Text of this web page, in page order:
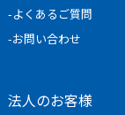
-よくあるご質問
-お問い合わせ
法人のお客様